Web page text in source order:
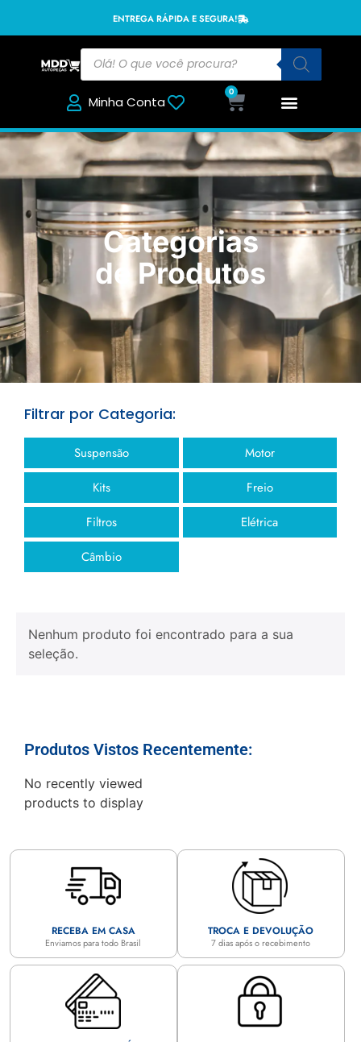
ENTREGA RÁPIDA E SEGURA!
Minha Conta
0
Categorias
de Produtos
Filtrar por Categoria:
Suspensão
Motor
Kits
Freio
Filtros
Elétrica
Câmbio
Nenhum produto foi encontrado para a sua
seleção.
Produtos Vistos Recentemente:
No recently viewed
products to display
RECEBA EM CASA
Enviamos para todo Brasil
TROCA E DEVOLUÇÃO
7 dias após o recebimento